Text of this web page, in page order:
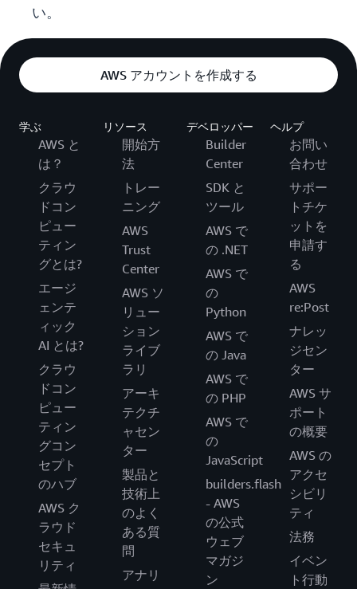
い。
AWS アカウントを作成する
学ぶ
AWS と
は？
クラウ
ドコン
ピュー
ティン
グとは?
エージ
ェンテ
ィック
AI とは?
クラウ
ドコン
ピュー
ティン
グコン
セプト
のハブ
AWS ク
ラウド
セキュ
リティ
リソース
開始方
法
トレー
ニング
AWS
Trust
Center
AWS ソ
リュー
ション
ライブ
ラリ
アーキ
テクチ
ャセン
ター
製品と
技術上
のよく
ある質
問
アナリ
デベロッパー
Builder
Center
SDK と
ツール
AWS で
の .NET
AWS で
の
Python
AWS で
の Java
AWS で
の PHP
AWS で
の
JavaScript
builders.flash
- AWS
の公式
ウェブ
マガジ
ン
ヘルプ
お問い
合わせ
サポー
トチケ
ットを
申請す
る
AWS
re:Post
ナレッ
ジセン
ター
AWS サ
ポート
の概要
AWS の
アクセ
シビリ
ティ
法務
イベン
ト行動